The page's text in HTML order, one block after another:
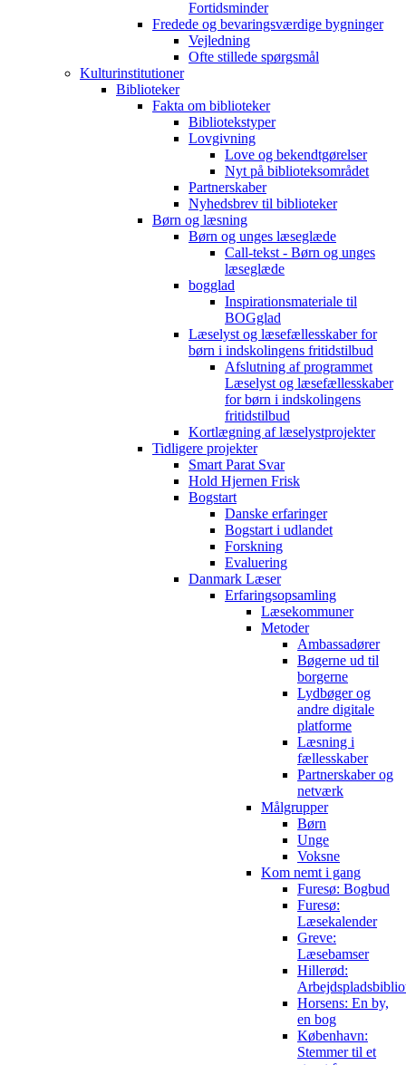
Fortidsminder
Fredede og bevaringsværdige bygninger
Vejledning
Ofte stillede spørgsmål
Kulturinstitutioner
Biblioteker
Fakta om biblioteker
Bibliotekstyper
Lovgivning
Love og bekendtgørelser
Nyt på biblioteksområdet
Partnerskaber
Nyhedsbrev til biblioteker
Børn og læsning
Børn og unges læseglæde
Call-tekst - Børn og unges
læseglæde
bogglad
Inspirationsmateriale til
BOGglad
Læselyst og læsefællesskaber for
børn i indskolingens fritidstilbud
Afslutning af programmet
Læselyst og læsefællesskaber
for børn i indskolingens
fritidstilbud
Kortlægning af læselystprojekter
Tidligere projekter
Smart Parat Svar
Hold Hjernen Frisk
Bogstart
Danske erfaringer
Bogstart i udlandet
Forskning
Evaluering
Danmark Læser
Erfaringsopsamling
Læsekommuner
Metoder
Ambassadører
Bøgerne ud til
borgerne
Lydbøger og
andre digitale
platforme
Læsning i
fællesskaber
Partnerskaber og
netværk
Målgrupper
Børn
Unge
Voksne
Kom nemt i gang
Furesø: Bogbud
Furesø:
Læsekalender
Greve:
Læsebamser
Hillerød:
Horsens: En by,
en bog
København:
Stemmer til et